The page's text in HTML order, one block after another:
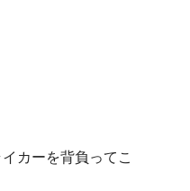
カーを背負ってこ